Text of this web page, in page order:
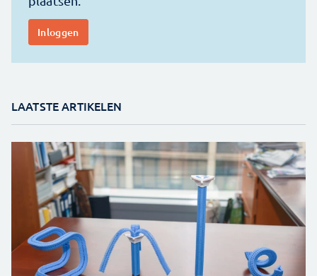
LAATSTE ARTIKELEN